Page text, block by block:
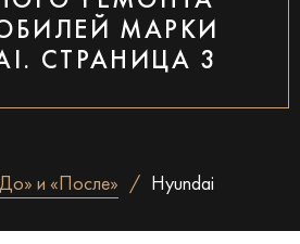
МАРКИ
СТРАНИЦА 3
и «После» Hyundai